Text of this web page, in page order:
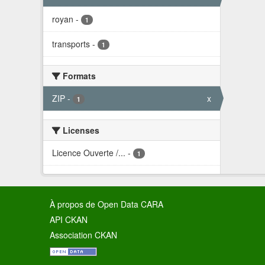
royan - 1
transports - 1
Formats
ZIP - 1 x
Licenses
Licence Ouverte /... - 1
À propos de Open Data CARA
API CKAN
Association CKAN